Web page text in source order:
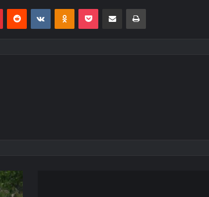
PinterestReddit VKontakteOdnoklassniki
Pocket E-Posta ile paylaş Yazdır